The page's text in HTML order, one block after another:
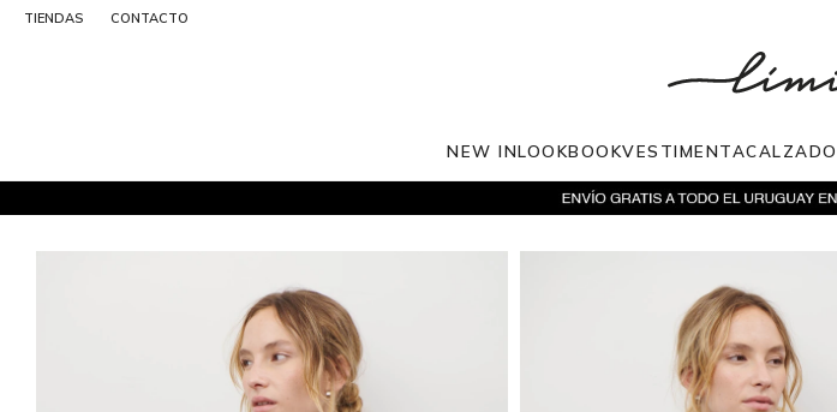
NEW INLOOKBOOKVESTIMENTACALZADO
TIENDAS CONTACTO